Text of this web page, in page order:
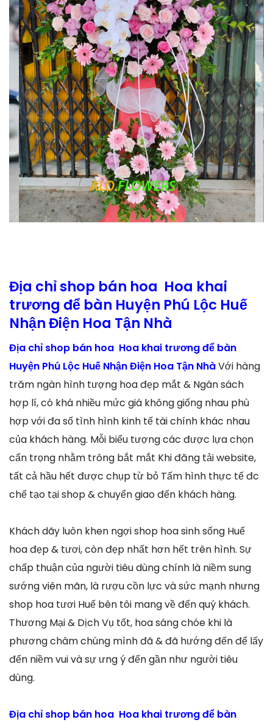
Địa chỉ shop bán hoa Hoa khai
trương để bàn Huyện Phú Lộc Huế
Nhận Điện Hoa Tận Nhà
Địa chỉ shop bán hoa Hoa khai trương để bàn
Huyện Phú Lộc Huế Nhận Điện Hoa Tận NhàVới hàng
trăm ngàn hình tượng hoa đẹp mắt & Ngân sách
hợp lí, có khá nhiều mức giá không giống nhau phù
hợp với đa số tình hình kinh tế tài chính khác nhau
của khách hàng. Mỗi biểu tượng các được lựa chọn
cẩn trọng nhằm trông bắt mắt Khi đăng tải website,
tất cả hầu hết được chụp từ bỏ Tấm hình thực tế đc
chế tạo tại shop & chuyển giao đến khách hàng.
Khách dãy luôn khen ngợi shop hoa sinh sống Huế
hoa đẹp & tươi, còn đẹp nhất hơn hết trên hình. Sự
chấp thuận của người tiêu dùng chính là niềm sung
sướng viên mãn, là rượu cồn lực và sức mạnh nhưng
shop hoa tươi Huế bên tôi mang về đến quý khách.
Thương Mại & Dịch Vụ tốt, hoa sáng chóe khi là
phương châm chúng mình đã & đã hướng đến để lấy
đến niềm vui và sự ưng ý đến gần như người tiêu
dùng.
Địa chỉ shop bán hoa Hoa khai trương để bàn